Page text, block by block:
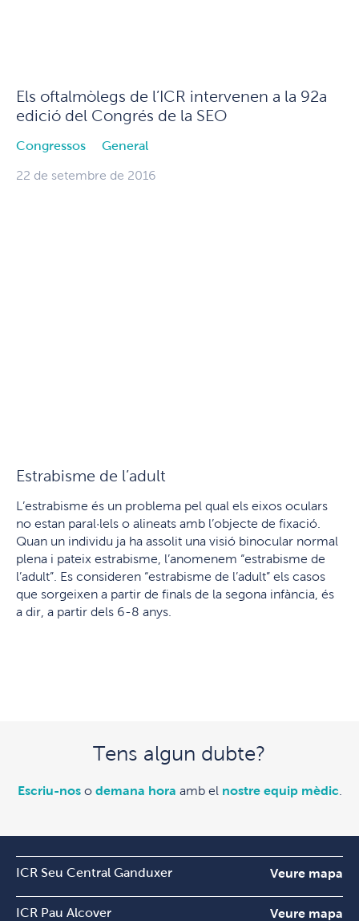
Els oftalmòlegs de l’ICR intervenen a la 92a
edició del Congrés de la SEO
Congressos General
22 de setembre de 2016
Estrabisme de l’adult
L’estrabisme és un problema pel qual els eixos oculars
no estan paral·lels o alineats amb l’objecte de fixació.
Quan un individu ja ha assolit una visió binocular normal
plena i pateix estrabisme, l’anomenem “estrabisme de
l’adult”. Es consideren “estrabisme de l’adult” els casos
que sorgeixen a partir de finals de la segona infància, és
a dir, a partir dels 6-8 anys.
Tens algun dubte?
Escriu-noso demana hora amb el nostre equip mèdic.
ICR Seu Central Ganduxer Veure mapa
ICR Pau Alcover Veure mapa